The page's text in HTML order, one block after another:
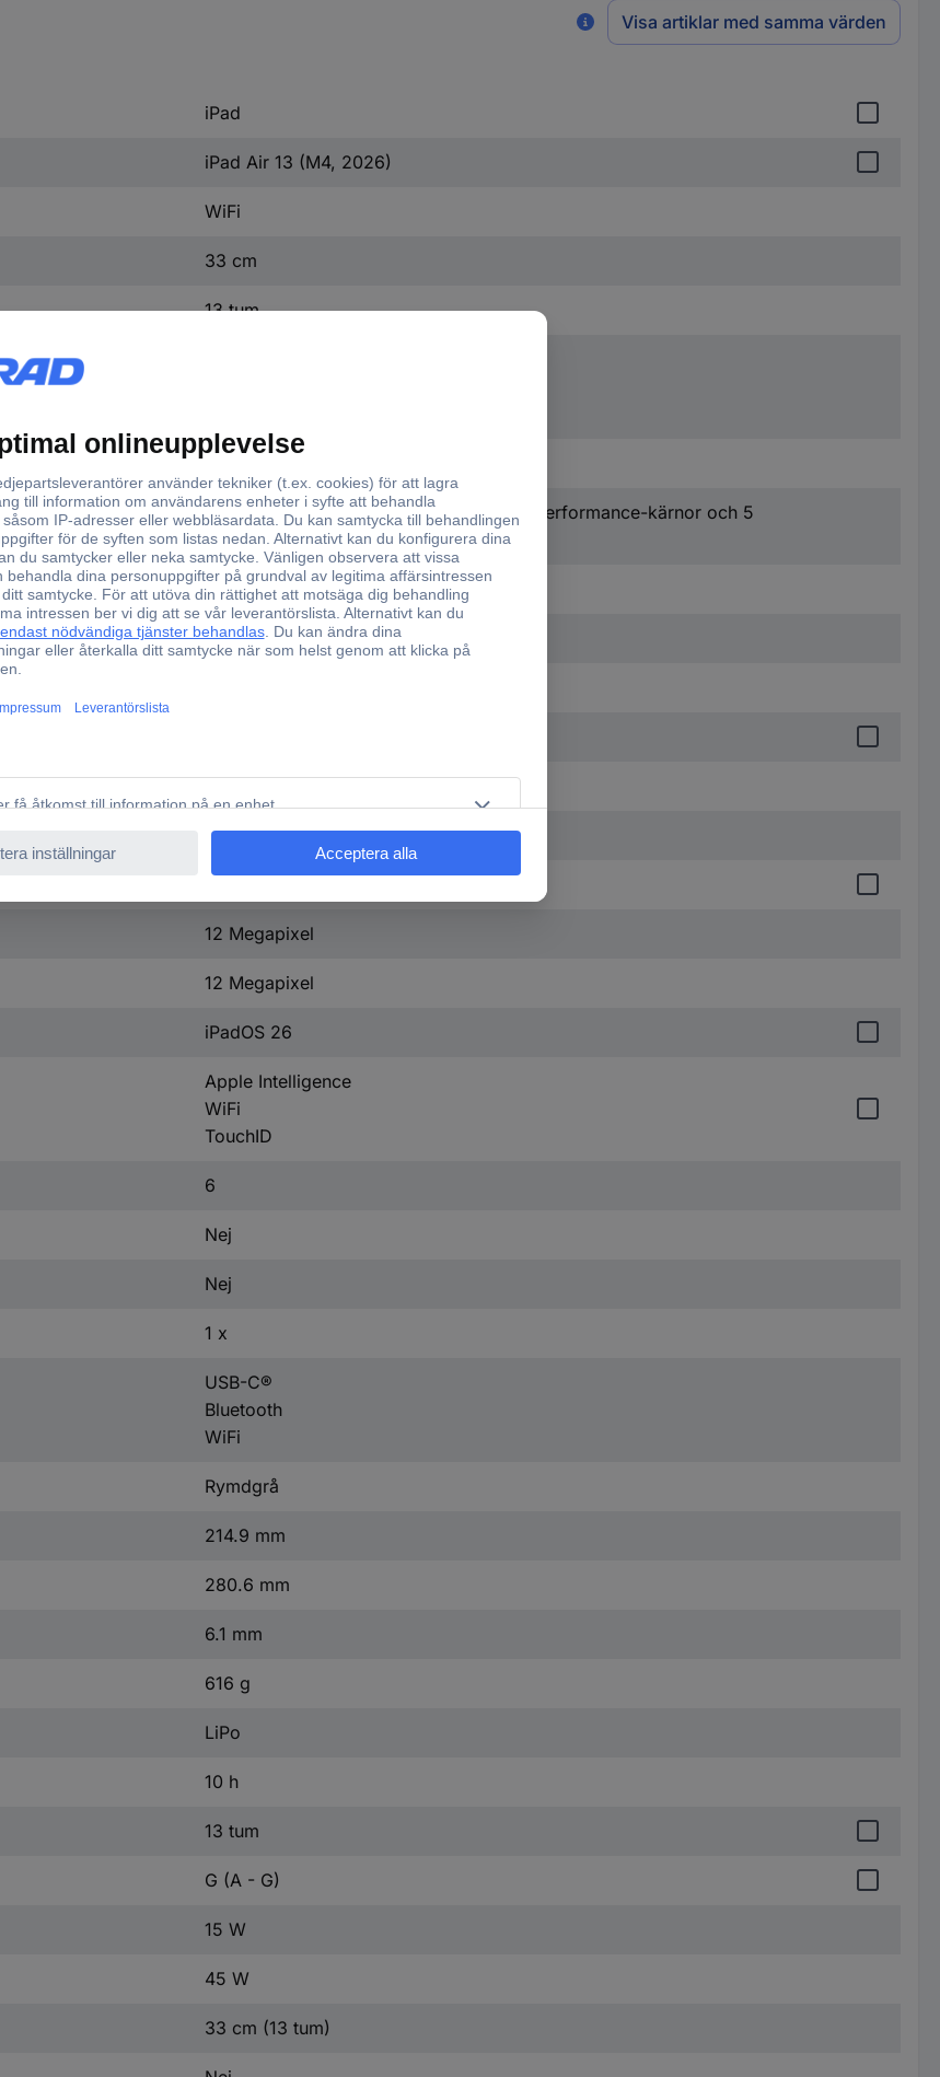
Visa artiklar med samma värden
iPad
iPad Air 13 (M4, 2026)
WiFi
33 cm
13 tum
Apple M4 chip med 8-core CPU med 3 Performance-kärnor och 5
effektivitetkärnor
Apple M4
Apple M4 Chip
Apple M4
9-Core GPU
12 Megapixel
12 Megapixel
iPadOS 26
Apple Intelligence
WiFi
TouchID
6
Nej
Nej
1 x
USB-C®
Bluetooth
WiFi
Rymdgrå
214.9 mm
280.6 mm
6.1 mm
616 g
LiPo
10 h
13 tum
G (A - G)
15 W
45 W
33 cm (13 tum)